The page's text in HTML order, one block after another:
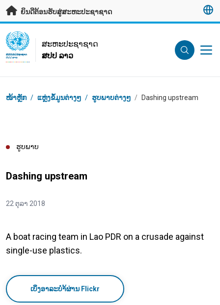
ຂ້າມຂໍ້ມູນຫຼັກ
ຍິນດີຕ້ອນຮັບສູ່ສະຫະປະຊາຊາດ
UN Logo
ສະ​ຫະ​ປະ​ຊາ​ຊາດ
ສປປ ລາວ
ສະ​ຫະ​ປະ​ຊາ​ຊາດ
ສປປ ລາວ
Breadcrumb
ໜ້າຫຼັກ / ແຫຼ່ງຂໍ້ມູນຕ່າງໆ / ຮູບພາບຕ່າງໆ / Dashing upstream
ຮູບພາບ
Dashing upstream
22 ຕຸລາ 2018
A boat racing team in Lao PDR on a crusade against
single-use plastics.
ເບິ່ງອາລະບຳ້ຜ່ານ Flickr